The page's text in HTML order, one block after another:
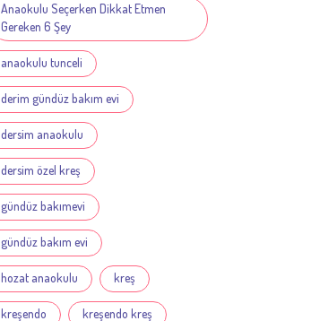
Anaokulu Seçerken Dikkat Etmen
Gereken 6 Şey
anaokulu tunceli
derim gündüz bakım evi
dersim anaokulu
dersim özel kreş
gündüz bakımevi
gündüz bakım evi
hozat anaokulu kreş
kreşendo kreşendo kreş